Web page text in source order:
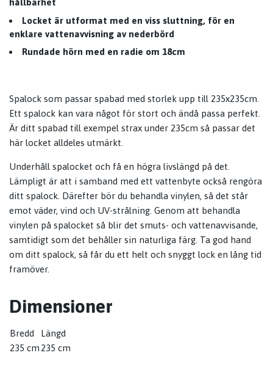
hållbarhet
Locket är utformat med en viss sluttning, för en
enklare vattenavvisning av nederbörd
Rundade hörn med en radie om 18cm
Spalock som passar spabad med storlek upp till 235x235cm.
Ett spalock kan vara något för stort och ändå passa perfekt.
Är ditt spabad till exempel strax under 235cm så passar det
här locket alldeles utmärkt.
Underhåll spalocket och få en högra livslängd på det.
Lämpligt är att i samband med ett vattenbyte också rengöra
ditt spalock. Därefter bör du behandla vinylen, så det står
emot väder, vind och UV-strålning. Genom att behandla
vinylen på spalocket så blir det smuts- och vattenavvisande,
samtidigt som det behåller sin naturliga färg. Ta god hand
om ditt spalock, så får du ett helt och snyggt lock en lång tid
framöver.
Dimensioner
Bredd
Längd
235 cm 235 cm